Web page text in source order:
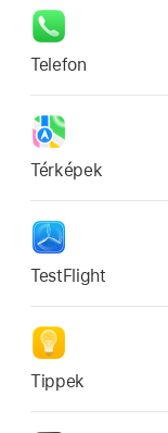
Telefon
Térképek
TestFlight
Tippek